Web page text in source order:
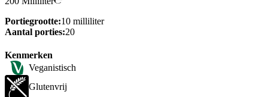
Portiegrootte:10 milliliter
Aantal porties:20
Kenmerken
Veganistisch
Glutenvrij